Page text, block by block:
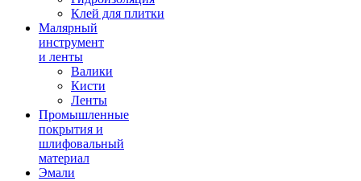
Клей для плитки
Малярный
инструмент
и ленты
Валики
Кисти
Ленты
Промышленные
покрытия и
шлифовальный
материал
Эмали